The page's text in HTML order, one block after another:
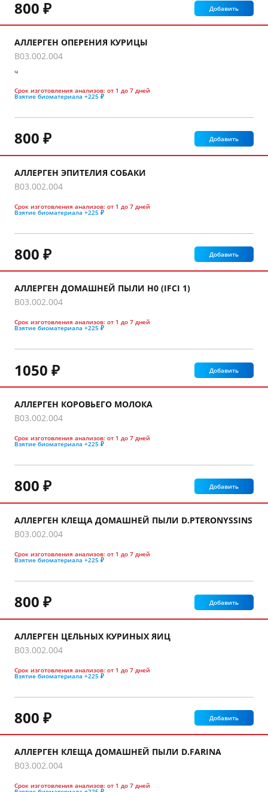
800 ₽ Добавить
АЛЛЕРГЕН ОПЕРЕНИЯ КУРИЦЫ
B03.002.004
ч
Срок изготовления анализов: от 1 до 7 дней
Взятие биоматериала +225 ₽
800 ₽ Добавить
АЛЛЕРГЕН ЭПИТЕЛИЯ СОБАКИ
B03.002.004
Срок изготовления анализов: от 1 до 7 дней
Взятие биоматериала +225 ₽
800 ₽ Добавить
АЛЛЕРГЕН ДОМАШНЕЙ ПЫЛИ H0 (IFCI 1)
B03.002.004
Срок изготовления анализов: от 1 до 7 дней
Взятие биоматериала +225 ₽
1050 ₽ Добавить
АЛЛЕРГЕН КОРОВЬЕГО МОЛОКА
B03.002.004
Срок изготовления анализов: от 1 до 7 дней
Взятие биоматериала +225 ₽
800 ₽ Добавить
АЛЛЕРГЕН КЛЕЩА ДОМАШНЕЙ ПЫЛИ D.PTERONYSSINS
B03.002.004
Срок изготовления анализов: от 1 до 7 дней
Взятие биоматериала +225 ₽
800 ₽ Добавить
АЛЛЕРГЕН ЦЕЛЬНЫХ КУРИНЫХ ЯИЦ
B03.002.004
Срок изготовления анализов: от 1 до 7 дней
Взятие биоматериала +225 ₽
800 ₽ Добавить
АЛЛЕРГЕН КЛЕЩА ДОМАШНЕЙ ПЫЛИ D.FARINA
B03.002.004
Срок изготовления анализов: от 1 до 7 дней